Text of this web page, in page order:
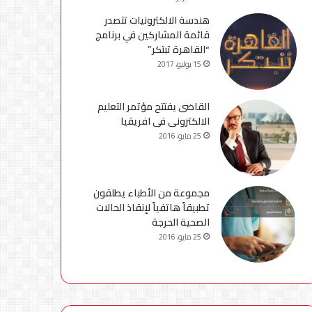
هندسة الالكترونيات تتصدر
قائمة المشاركين في برنامج
“القاهرة تبتكر”
15 يوليو، 2017
القاضى يفتتح مؤتمر التعليم
الالكترونى فى افريقيا
25 مايو، 2016
مجموعة من الأطباء يطلقون
تطبيقاً هاتفياً لإنقاذ الحالات
الصحية الحرجة
25 مايو، 2016